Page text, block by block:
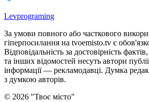
Levprograming
За умови повного або часткового
гіперпосилання на tvoemisto.tv є
Відповідальність за достовірність
та інших відомостей несуть автори
інформації — рекламодавці. Думка
з думкою авторiв.
© 2026 "Твоє місто"